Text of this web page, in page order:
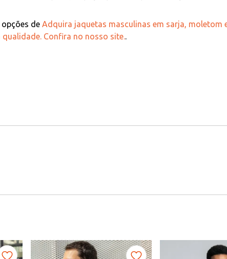
de Adquira jaquetas masculinas em sarja,
qualidade. Confira no nosso site..